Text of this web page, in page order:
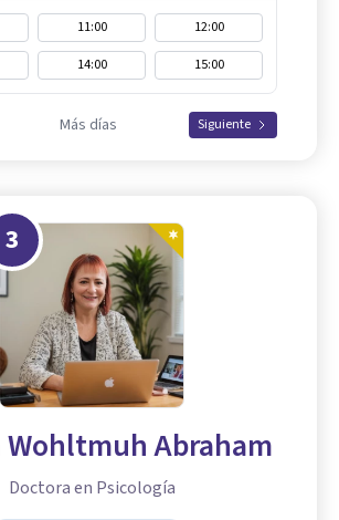
11:00
12:00
14:00 15:00
Más días Siguiente
3
Wohltmuh Abraham
Doctora en Psicología